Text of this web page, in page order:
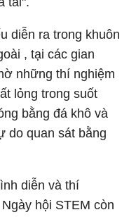
diễn ra trong khuôn
, tại các gian
những thí nghiệm
lỏng trong suốt
bằng đá khô và
do quan sát bằng
diễn và thí
hội STEM còn